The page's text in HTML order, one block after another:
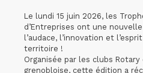
Le lundi 15 juin 2026, les
d’Entreprises ont une
l’audace, l’innovation et
territoire !
Organisée par les clubs
grenobloise, cette édition a